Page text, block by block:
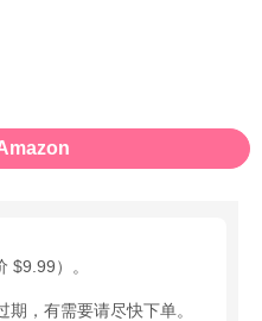
$9.99）。
，有需要请尽快下单。